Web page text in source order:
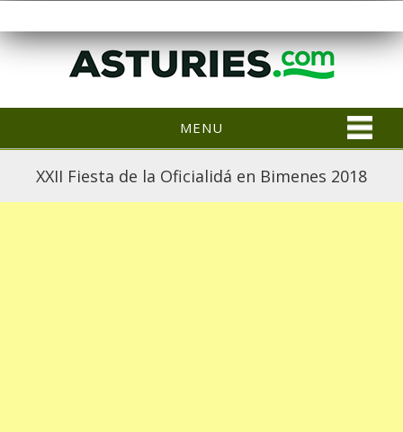
MENU
XXII Fiesta de la Oficialidá en Bimenes 2018